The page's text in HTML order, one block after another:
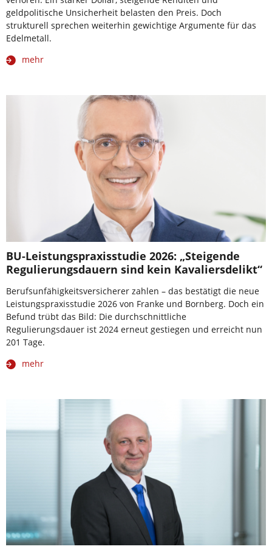
geldpolitische Unsicherheit belasten den Preis. Doch
strukturell sprechen weiterhin gewichtige Argumente für das
Edelmetall.
mehr
BU-Leistungspraxisstudie 2026: „Steigende
Regulierungsdauern sind kein Kavaliersdelikt“
Berufsunfähigkeitsversicherer zahlen – das bestätigt die neue
Leistungspraxisstudie 2026 von Franke und Bornberg. Doch ein
Befund trübt das Bild: Die durchschnittliche
Regulierungsdauer ist 2024 erneut gestiegen und erreicht nun
201 Tage.
mehr